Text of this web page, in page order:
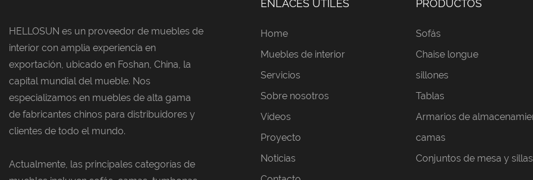
HELLOSUN es un proveedor de muebles de
interior con amplia experiencia en
exportación, ubicado en Foshan, China, la
capital mundial del mueble. Nos
especializamos en muebles de alta gama
de fabricantes chinos para distribuidores y
clientes de todo el mundo.
Actualmente, las principales categorías de
ENLACES ÚTILES
Home
Muebles de interior
Servicios
Sobre nosotros
Vídeos
Proyecto
Noticias
PRODUCTOS
Sofás
Chaise longue
sillones
Tablas
Armarios de
camas
Conjuntos de mesa y